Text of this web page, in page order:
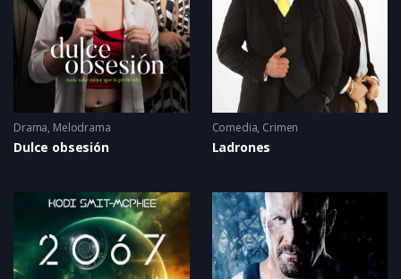
Drama, Melodrama
Dulce obsesión
Comedia, Crimen
Ladrones